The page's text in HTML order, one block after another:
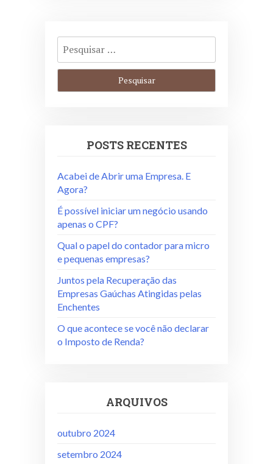
POSTS RECENTES
Acabei de Abrir uma Empresa. E
Agora?
É possível iniciar um negócio usando
apenas o CPF?
Qual o papel do contador para micro
e pequenas empresas?
Juntos pela Recuperação das
Empresas Gaúchas Atingidas pelas
Enchentes
O que acontece se você não declarar
o Imposto de Renda?
ARQUIVOS
outubro 2024
setembro 2024